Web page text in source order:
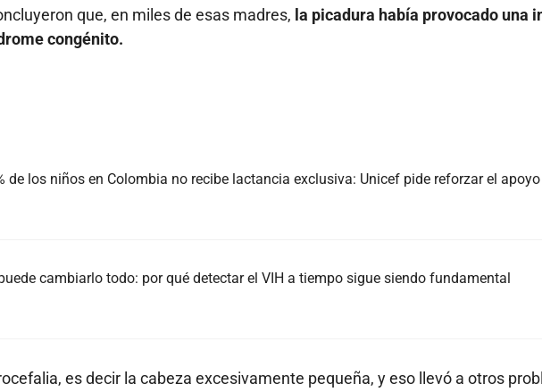
que, en miles de esas madres, la picadura había provocado una
congénito.
de los niños en Colombia no recibe lactancia exclusiva: Unicef pide reforzar el apoyo
cambiarlo todo: por qué detectar el VIH a tiempo sigue siendo fundamental
es decir la cabeza excesivamente pequeña, y eso llevó a otros